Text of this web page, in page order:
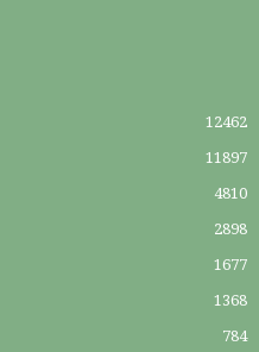
12462
11897
4810
2898
1677
1368
784